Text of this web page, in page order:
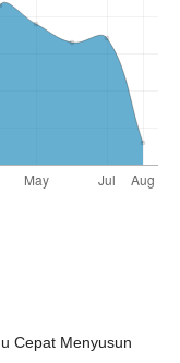
Cepat Menyusun